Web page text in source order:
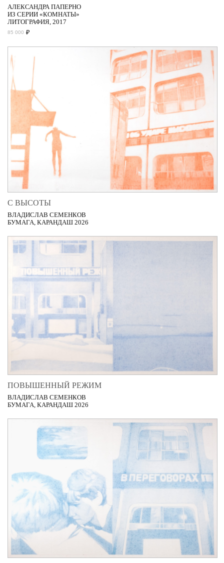
АЛЕКСАНДРА ПАПЕРНО
ИЗ СЕРИИ «КОМНАТЫ»
ЛИТОГРАФИЯ, 2017
85 000 ₽
С ВЫСОТЫ
ВЛАДИСЛАВ СЕМЕНКОВ
БУМАГА, КАРАНДАШ 2026
ПОВЫШЕННЫЙ РЕЖИМ
ВЛАДИСЛАВ СЕМЕНКОВ
БУМАГА, КАРАНДАШ 2026